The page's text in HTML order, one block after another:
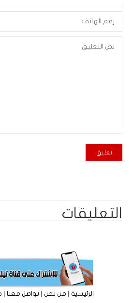
التعليقات
الرئيسية|من نحن|تواصل معنا|